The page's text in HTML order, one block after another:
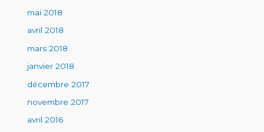
mai 2018
avril 2018
mars 2018
janvier 2018
décembre 2017
novembre 2017
avril 2016